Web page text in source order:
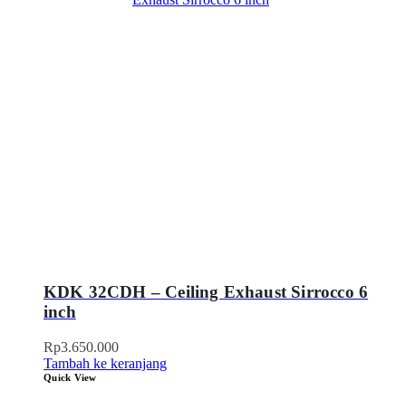
KDK 32CDH – Ceiling Exhaust Sirrocco 6
inch
Rp3.650.000
Tambah ke keranjang
Quick View